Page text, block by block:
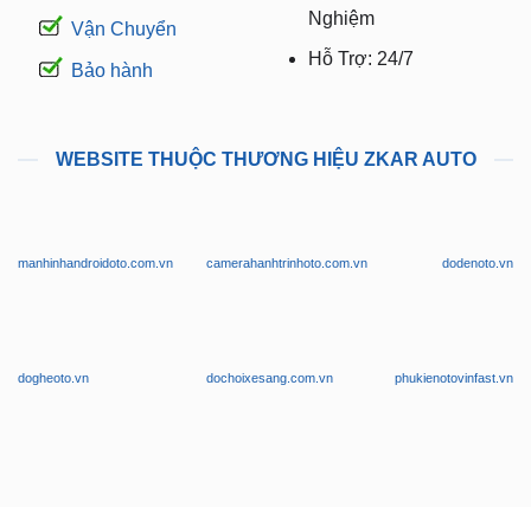
Vận Chuyển
Bảo hành
Nghiệm
Hỗ Trợ: 24/7
WEBSITE THUỘC THƯƠNG HIỆU ZKAR AUTO
manhinhandroidoto.com.vn camerahanhtrinhoto.com.vn dodenoto.vn
dogheoto.vn dochoixesang.com.vn phukienotovinfast.vn